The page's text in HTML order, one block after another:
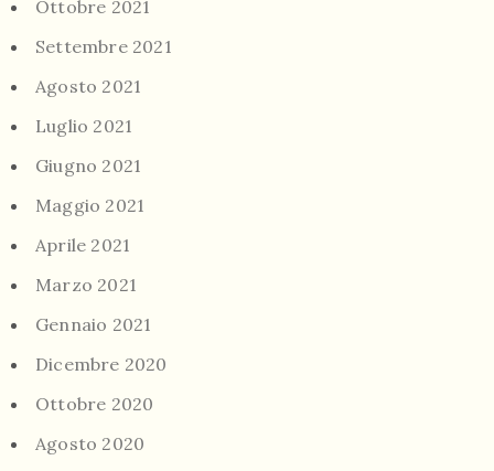
Ottobre 2021
Settembre 2021
Agosto 2021
Luglio 2021
Giugno 2021
Maggio 2021
Aprile 2021
Marzo 2021
Gennaio 2021
Dicembre 2020
Ottobre 2020
Agosto 2020